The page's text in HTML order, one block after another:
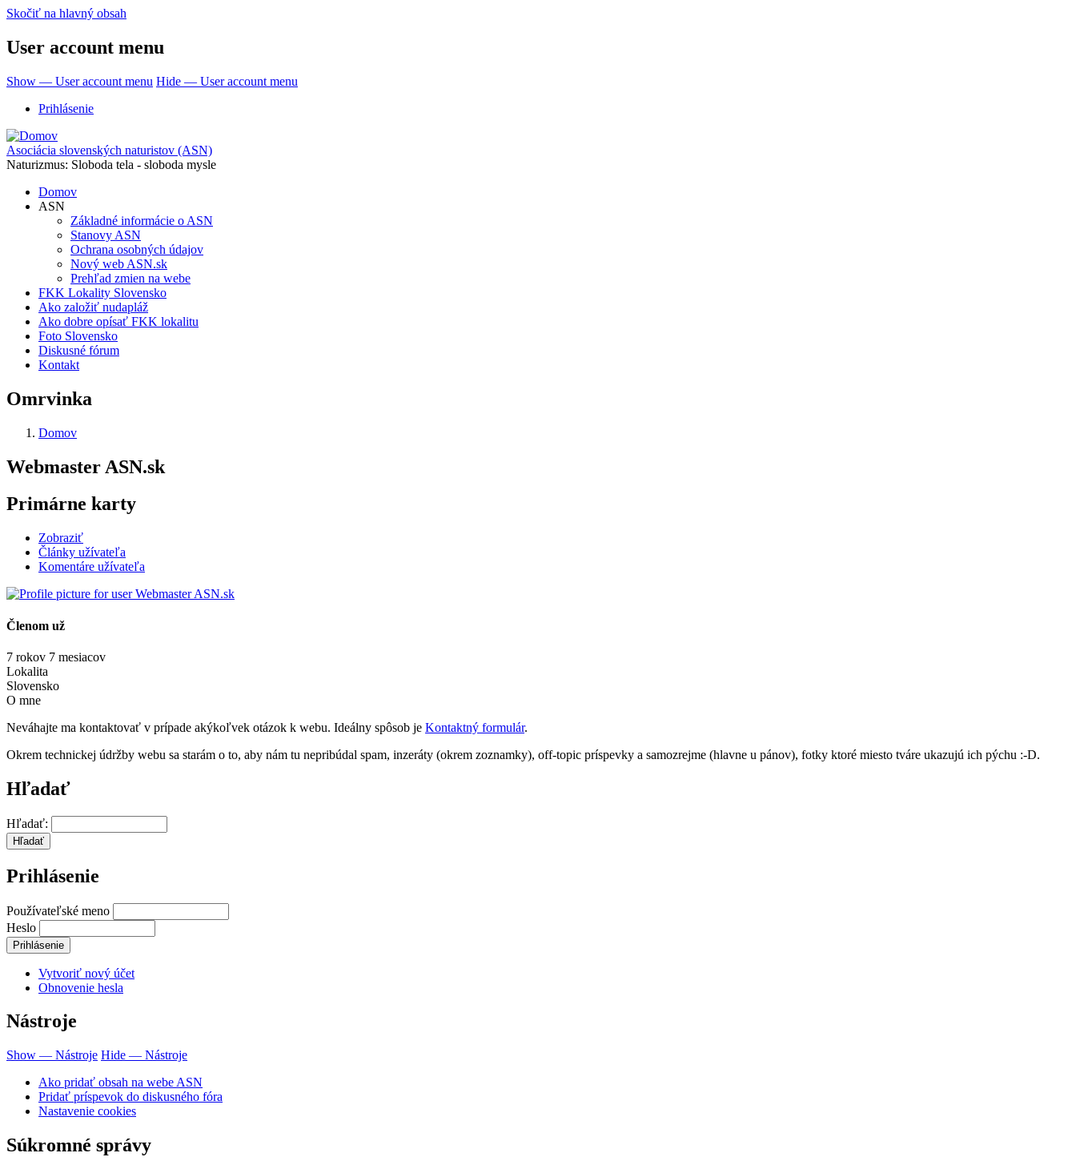
Skočiť na hlavný obsah
User account menu
Show — User account menu Hide — User account menu
Prihlásenie
Asociácia slovenských naturistov (ASN)
Naturizmus: Sloboda tela - sloboda mysle
Domov
ASN
Základné informácie o ASN
Stanovy ASN
Ochrana osobných údajov
Nový web ASN.sk
Prehľad zmien na webe
FKK Lokality Slovensko
Ako založiť nudapláž
Ako dobre opísať FKK lokalitu
Foto Slovensko
Diskusné fórum
Kontakt
Omrvinka
Domov
Webmaster ASN.sk
Primárne karty
Zobraziť
Články užívateľa
Komentáre užívateľa
Členom už
7 rokov 7 mesiacov
Lokalita
Slovensko
O mne
Neváhajte ma kontaktovať v prípade akýkoľvek otázok k webu. Ideálny spôsob je Kontaktný formulár.
Okrem technickej údržby webu sa starám o to, aby nám tu nepribúdal spam, inzeráty (okrem zoznamky), off-topic príspevky a samozrejme (hlavne u pánov), fotky ktoré miesto tváre ukazujú ich pýchu :-D.
Hľadať
Hľadať
Prihlásenie
Používateľské meno
Heslo
Vytvoriť nový účet
Obnovenie hesla
Nástroje
Show — Nástroje Hide — Nástroje
Ako pridať obsah na webe ASN
Pridať príspevok do diskusného fóra
Nastavenie cookies
Súkromné správy